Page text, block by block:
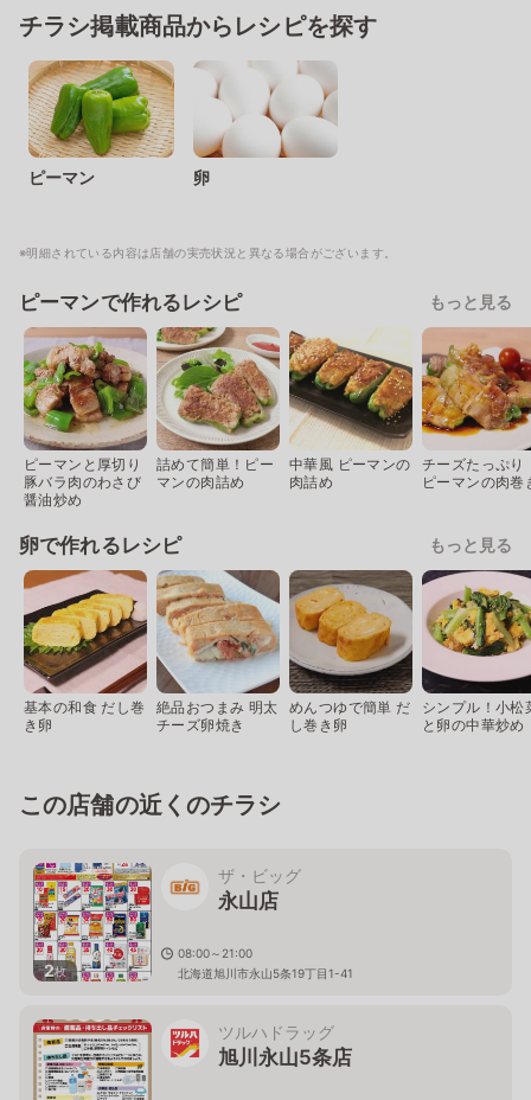
チラシ掲載商品からレシピを探す
ピーマン 卵
※明細されている内容は店舗の実売状況と異なる場合がございます。
ピーマンで作れるレシピ もっと見る
ピーマンと厚切り
豚バラ肉のわさび
醤油炒め
詰めて簡単！ピー
マンの肉詰め
中華風 ピーマンの
肉詰め
チーズたっぷり
ピーマンの肉巻
卵で作れるレシピ もっと見る
基本の和食 だし巻
き卵
絶品おつまみ 明太
チーズ卵焼き
めんつゆで簡単 だ
し巻き卵
シンプル！小松
と卵の中華炒め
この店舗の近くのチラシ
2枚
ザ・ビッグ
永山店
08:00～21:00
北海道旭川市永山5条19丁目1-41
ツルハドラッグ
旭川永山5条店